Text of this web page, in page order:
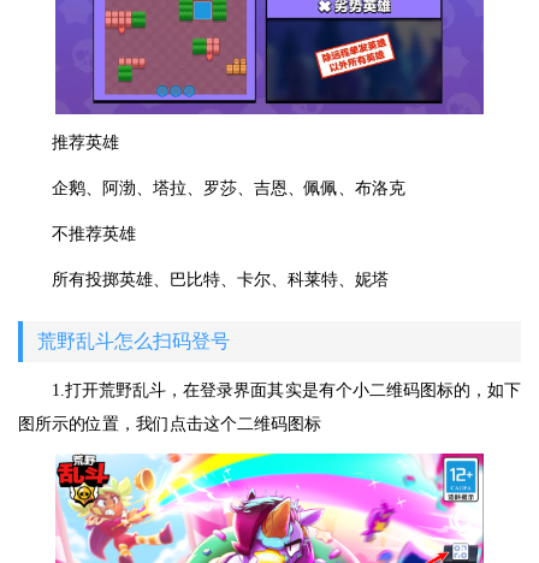
推荐英雄
企鹅、阿渤、塔拉、罗莎、吉恩、佩佩、布洛克
不推荐英雄
所有投掷英雄、巴比特、卡尔、科莱特、妮塔
荒野乱斗怎么扫码登号
1.打开荒野乱斗，在登录界面其实是有个小二维码图标的，如下
图所示的位置，我们点击这个二维码图标